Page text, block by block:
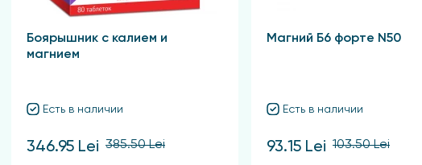
Боярышник с калием и
магнием
Есть в наличии
346.95 Lei 385.50 Lei
Магний Б6 форте N50
Есть в наличии
93.15 Lei 103.50 Lei